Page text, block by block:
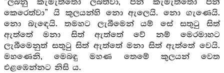
“ලබනු කැමැත්තෝ ලබත්වා, පින් කැමැත්තෝ පින්
කෙරෙත්වා” යි කුලයන්හි නො ඇලෙයි. නො ගැණෙයි.
නො බැඳෙයි. තමහට ලැබීමෙන් යම් සේ සතුටු සිත්
ඇත්තේ මනා සිත් ඇත්තේ වේ නම් මෙරමාහට
ලැබීමෙනුත් සතුටු සිත් ඇත්තේ මනා සිත් ඇත්තේ වෙයි.
මහණෙනි, මෙබඳු මහණ තෙමේ කුලයන් වෙත
එළඹෙන්නට නිසි ය.